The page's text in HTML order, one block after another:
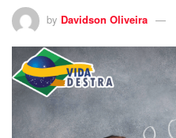
by Davidson Oliveira